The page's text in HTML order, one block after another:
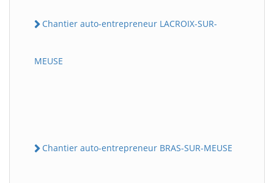
Chantier auto-entrepreneur LACROIX-SUR-
MEUSE
Chantier auto-entrepreneur BRAS-SUR-MEUSE